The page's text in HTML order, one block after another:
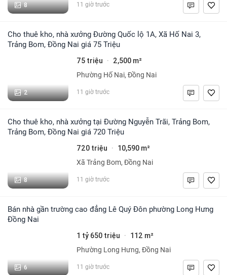
8 11 giờ trước
Cho thuê kho, nhà xưởng Đường Quốc lộ 1A, Xã Hố Nai 3,
Trảng Bom, Đồng Nai giá 75 Triệu
2
75 triệu · 2,500 m²
Phường Hố Nai, Đồng Nai
11 giờ trước
Cho thuê kho, nhà xưởng tại Đường Nguyễn Trãi, Trảng Bom,
Trảng Bom, Đồng Nai giá 720 Triệu
8
720 triệu · 10,590 m²
Xã Trảng Bom, Đồng Nai
11 giờ trước
Bán nhà gần trường cao đẳng Lê Quý Đôn phường Long Hưng
Đồng Nai
6
1 tỷ 650 triệu · 112 m²
Phường Long Hưng, Đồng Nai
11 giờ trước